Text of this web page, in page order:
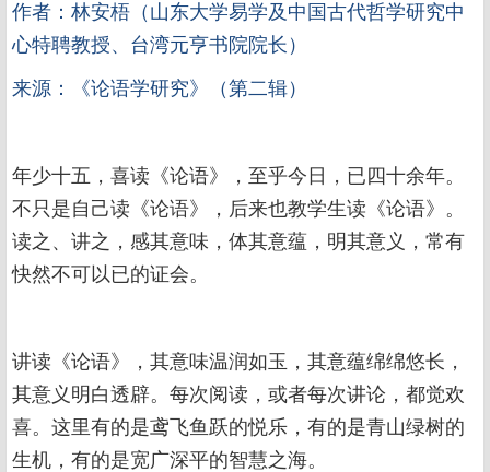
作者：林安梧（山东大学易学及中国古代哲学研究中
心特聘教授、台湾元亨书院院长）
来源：《论语学研究》（第二辑）
年少十五，喜读《论语》，至乎今日，已四十余年。
不只是自己读《论语》，后来也教学生读《论语》。
读之、讲之，感其意味，体其意蕴，明其意义，常有
快然不可以已的证会。
讲读《论语》，其意味温润如玉，其意蕴绵绵悠长，
其意义明白透辟。每次阅读，或者每次讲论，都觉欢
喜。这里有的是鸢飞鱼跃的悦乐，有的是青山绿树的
生机，有的是宽广深平的智慧之海。